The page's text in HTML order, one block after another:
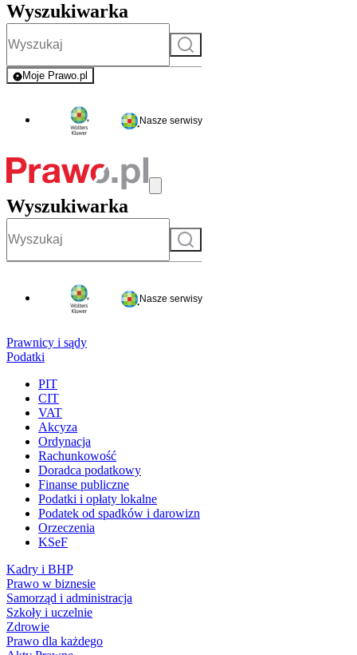
Wyszukiwarka
Szukaj
Moje Prawo.pl
- rejestracja i logowanie do serwisu
Nasze serwisy
Wyszukiwarka
Szukaj
Nasze serwisy
Prawnicy i sądy
Podatki
PIT
CIT
VAT
Akcyza
Ordynacja
Rachunkowość
Doradca podatkowy
Finanse publiczne
Podatki i opłaty lokalne
Podatek od spadków i darowizn
Orzeczenia
KSeF
Kadry i BHP
Prawo w biznesie
Samorząd i administracja
Szkoły i uczelnie
Zdrowie
Prawo dla każdego